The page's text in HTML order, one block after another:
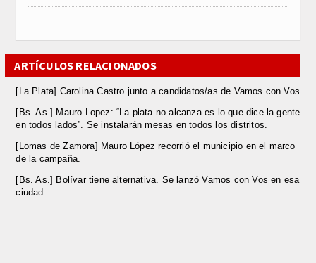
ARTÍCULOS RELACIONADOS
[La Plata] Carolina Castro junto a candidatos/as de Vamos con Vos
[Bs. As.] Mauro Lopez: “La plata no alcanza es lo que dice la gente
en todos lados”. Se instalarán mesas en todos los distritos.
[Lomas de Zamora] Mauro López recorrió el municipio en el marco
de la campaña.
[Bs. As.] Bolívar tiene alternativa. Se lanzó Vamos con Vos en esa
ciudad.